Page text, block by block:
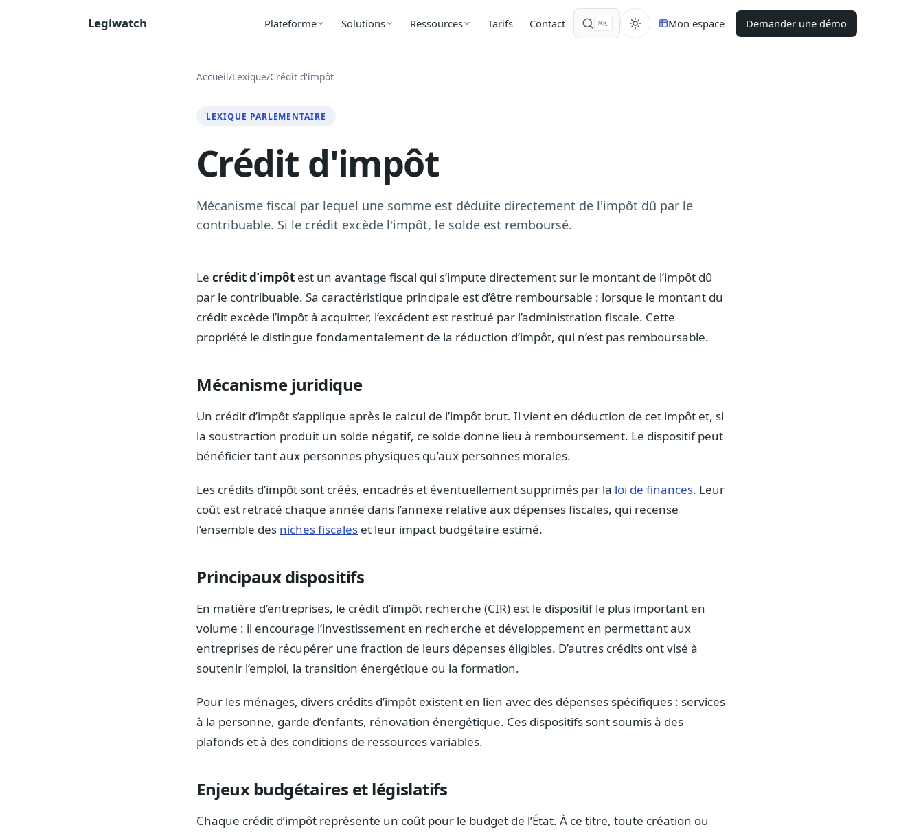
Legiwatch Plateforme Solutions Ressources Tarifs Contact ⌘K Mon espace Demander une démo
Accueil/Lexique/Crédit d'impôt
LEXIQUE PARLEMENTAIRE
Crédit d'impôt
Mécanisme fiscal par lequel une somme est déduite directement de l'impôt dû par le
contribuable. Si le crédit excède l'impôt, le solde est remboursé.
Le crédit d’impôt est un avantage fiscal qui s’impute directement sur le montant de l’impôt dû
par le contribuable. Sa caractéristique principale est d’être remboursable : lorsque le montant du
crédit excède l’impôt à acquitter, l’excédent est restitué par l’administration fiscale. Cette
propriété le distingue fondamentalement de la réduction d’impôt, qui n’est pas remboursable.
Mécanisme juridique
Un crédit d’impôt s’applique après le calcul de l’impôt brut. Il vient en déduction de cet impôt et, si
la soustraction produit un solde négatif, ce solde donne lieu à remboursement. Le dispositif peut
bénéficier tant aux personnes physiques qu’aux personnes morales.
Les crédits d’impôt sont créés, encadrés et éventuellement supprimés par la loi de finances. Leur
coût est retracé chaque année dans l’annexe relative aux dépenses fiscales, qui recense
l’ensemble des niches fiscales et leur impact budgétaire estimé.
Principaux dispositifs
En matière d’entreprises, le crédit d’impôt recherche (CIR) est le dispositif le plus important en
volume : il encourage l’investissement en recherche et développement en permettant aux
entreprises de récupérer une fraction de leurs dépenses éligibles. D’autres crédits ont visé à
soutenir l’emploi, la transition énergétique ou la formation.
Pour les ménages, divers crédits d’impôt existent en lien avec des dépenses spécifiques : services
à la personne, garde d’enfants, rénovation énergétique. Ces dispositifs sont soumis à des
plafonds et à des conditions de ressources variables.
Enjeux budgétaires et législatifs
Chaque crédit d’impôt représente un coût pour le budget de l’État. À ce titre, toute création ou